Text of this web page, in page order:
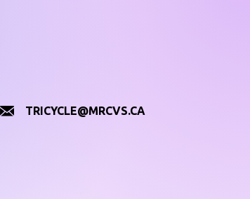
TRICYCLE@MRCVS.CA